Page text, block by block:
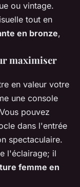
ou vintage.
tout en
en bronze,
maximiser
en valeur votre
une console
pouvez
dans l'entrée
spectaculaire.
l'éclairage; il
femme en